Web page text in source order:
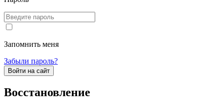
Запомнить меня
Забыли пароль?
Войти на сайт
Восстановление